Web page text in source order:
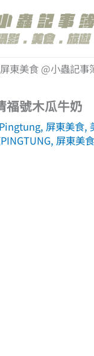
福號木瓜牛奶
, 屏東美食,
, 屏東美食